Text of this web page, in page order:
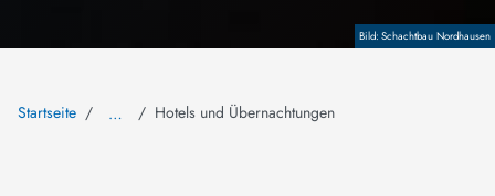
CopyrightSchachtbau Nordhausen
Startseite … Hotels und Übernachtungen